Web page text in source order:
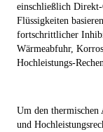
einschließlich
Flüssigkeiten
fortschrittlicher
Wärmeabfuhr,
Hochleistungs-
Um den
und